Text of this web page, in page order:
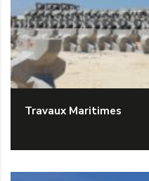
Travaux Maritimes